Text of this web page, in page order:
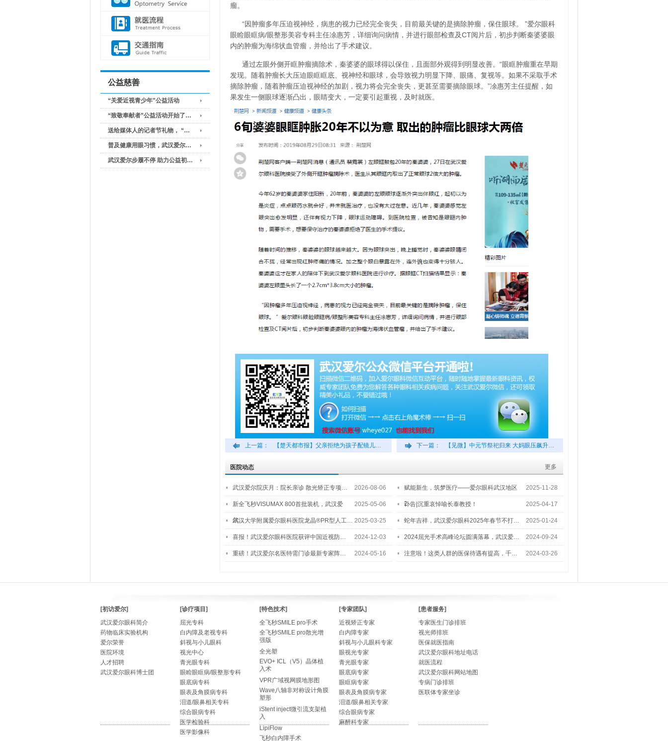
公益慈善
“关爱近视青少年”公益活动
“致敬奉献者”公益活动开始了…
送给媒体人的记者节礼物， “…
普及健康用眼习惯，武汉爱尔…
武汉爱尔步履不停 助力公益初…
瘤。
“因肿瘤多年压迫视神经，病患的视力已经完全丧失，目前最关键的是摘除肿瘤，保住眼球。 ”爱尔眼科
眼睑眼眶病/眼整形美容专科主任凃惠芳，详细询问病情，并进行眼部检查及CT阅片后，初步判断秦婆婆眼
内的肿瘤为海绵状血管瘤，并给出了手术建议。
通过左眼外侧开眶肿瘤摘除术，秦婆婆的眼球得以保住，且面部外观得到明显改善。“眼眶肿瘤重在早期
发现。随着肿瘤长大压迫眼眶眶底、视神经和眼球，会导致视力明显下降、眼痛、复视等。如果不采取手术
摘除肿瘤，随着肿瘤压迫视神经的加剧，视力将会完全丧失，更甚至需要摘除眼球。”凃惠芳主任提醒，如
果发生一侧眼球逐渐凸出，眼睛变大，一定要引起重视，及时就医。
上一篇： 【楚天都市报】父亲拒绝为孩子配镜儿… 下一篇： 【见微】中元节祭祀归来 大妈眼压飙升…
更多
医院动态
武汉爱尔院庆月：院长亲诊 散光矫正专项… 2026-08-06 赋能新生，筑梦医疗——爱尔眼科武汉地区
2…
2025-11-28
新全飞秒VISUMAX 800首批装机，武汉爱
尔…
2025-05-06 讣告|沉重哀悼喻长泰教授！ 2025-04-17
武汉大学附属爱尔眼科医院龙晶®PR型人工… 2025-03-25 蛇年吉祥，武汉爱尔眼科2025年春节不打… 2025-01-24
喜报！武汉爱尔眼科医院获评中国近视防… 2024-12-03 2024屈光手术高峰论坛圆满落幕，武汉爱… 2024-09-24
重磅！武汉爱尔名医特需门诊最新专家阵… 2024-05-16 注意啦！这类人群的医保待遇有提高，千… 2024-03-26
[初访爱尔]
武汉爱尔眼科简介
药物临床实验机构
爱尔荣誉
医院环境
人才招聘
武汉爱尔眼科博士团
[诊疗项目]
屈光专科
白内障及老视专科
斜视与小儿眼科
视光中心
青光眼专科
眼睑眼眶病/眼整形专科
眼底病专科
眼表及角膜病专科
泪道/眼鼻相关专科
综合眼病专科
医学检验科
医学影像科
[特色技术]
全飞秒SMILE pro手术
全飞秒SMILE pro散光增
强版
全光塑
EVO+ ICL（V5）晶体植
入术
VPR广域视网膜地形图
Wave八轴非对称设计角膜
塑形
iStent inject微引流支架植
入
LipiFlow
飞秒白内障手术
[专家团队]
近视矫正专家
白内障专家
斜视与小儿眼科专家
眼视光专家
青光眼专家
眼底病专家
眼眶病专家
眼表及角膜病专家
泪道/眼鼻相关专家
综合眼病专家
麻醉科专家
[患者服务]
专家医生门诊排班
视光师排班
医保就医指南
武汉爱尔眼科地址电话
就医流程
武汉爱尔眼科网站地图
专病门诊排班
医联体专家坐诊